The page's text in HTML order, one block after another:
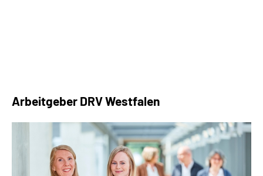
Arbeitgeber DRV Westfalen